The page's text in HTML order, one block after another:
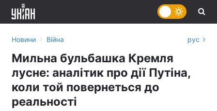
Новини › Війна рус
Мильна бульбашка Кремля
лусне: аналітик про дії Путіна,
коли той повернеться до
реальності